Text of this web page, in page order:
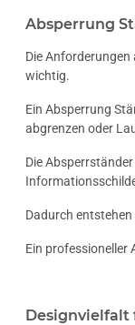
Absperrung
Die
wichtig.
Ein Absperrung
abgrenzen oder
Die
Dadurch
Ein professioneller
Designvielfalt